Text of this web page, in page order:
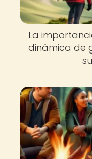
La
dinámica de